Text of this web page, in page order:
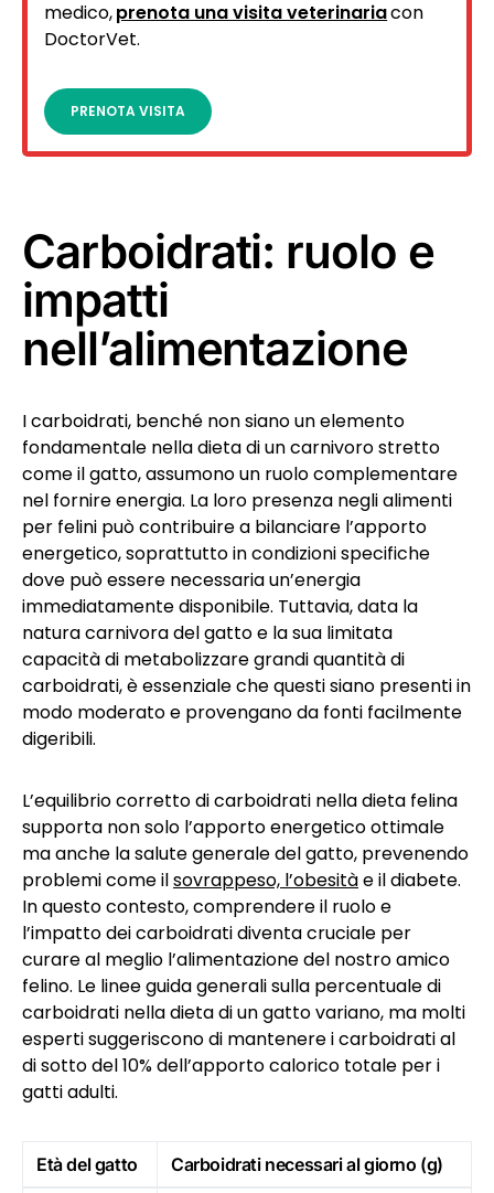
medico,prenota una visita veterinariacon
DoctorVet.
PRENOTA VISITA
Carboidrati: ruolo e
impatti
nell’alimentazione
I carboidrati, benché non siano un elemento
fondamentale nella dieta di un carnivoro stretto
come il gatto, assumono un ruolo complementare
nel fornire energia. La loro presenza negli alimenti
per felini può contribuire a bilanciare l’apporto
energetico, soprattutto in condizioni specifiche
dove può essere necessaria un’energia
immediatamente disponibile. Tuttavia, data la
natura carnivora del gatto e la sua limitata
capacità di metabolizzare grandi quantità di
carboidrati, è essenziale che questi siano presenti in
modo moderato e provengano da fonti facilmente
digeribili.
L’equilibrio corretto di carboidrati nella dieta felina
supporta non solo l’apporto energetico ottimale
ma anche la salute generale del gatto, prevenendo
problemi come ilsovrappeso, l’obesitàe il diabete.
In questo contesto, comprendere il ruolo e
l’impatto dei carboidrati diventa cruciale per
curare al meglio l’alimentazione del nostro amico
felino. Le linee guida generali sulla percentuale di
carboidrati nella dieta di un gatto variano, ma molti
esperti suggeriscono di mantenere i carboidrati al
di sotto del 10% dell’apporto calorico totale per i
gatti adulti.
Età del gatto Carboidrati necessari al giorno (g)